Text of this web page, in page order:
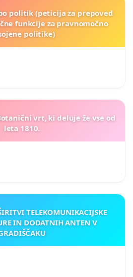
politik (peticija za prepoved
funkcije za pravnomočno
politike)
vrt, ki deluje že vse od
leta 1810.
TELEKOMUNIKACIJSKE
IN DODATNIH ANTEN V